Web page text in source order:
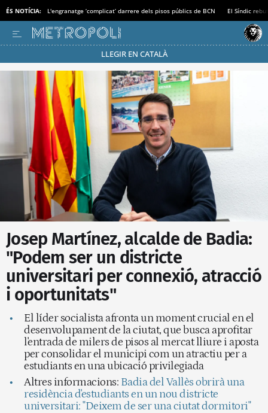
ÉS NOTÍCIA: L'engranatge ‘complicat’ darrere dels pisos públics de BCN El Síndic
LLEGIR EN CATALÀ
Passa’t al mode estalvi
Josep Martínez, alcalde de Badia:
"Podem ser un districte
universitari per connexió, atracció
i oportunitats"
El líder socialista afronta un moment crucial en el
desenvolupament de la ciutat, que busca aprofitar
l'entrada de milers de pisos al mercat lliure i aposta
per consolidar el municipi com un atractiu per a
estudiants en una ubicació privilegiada
Altres informacions: Badia del Vallès obrirà una
residència d'estudiants en un nou districte
universitari: "Deixem de ser una ciutat dormitori"